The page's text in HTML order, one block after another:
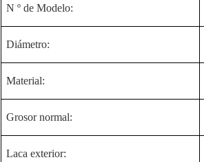
N º de Modelo:
Diámetro:
Material:
Grosor normal:
Laca exterior: